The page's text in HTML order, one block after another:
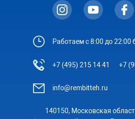
Работаем с 8:00 до 22:00
+7 (495) 215 14 41 +7
info@rembitteh.ru
140150, Московская